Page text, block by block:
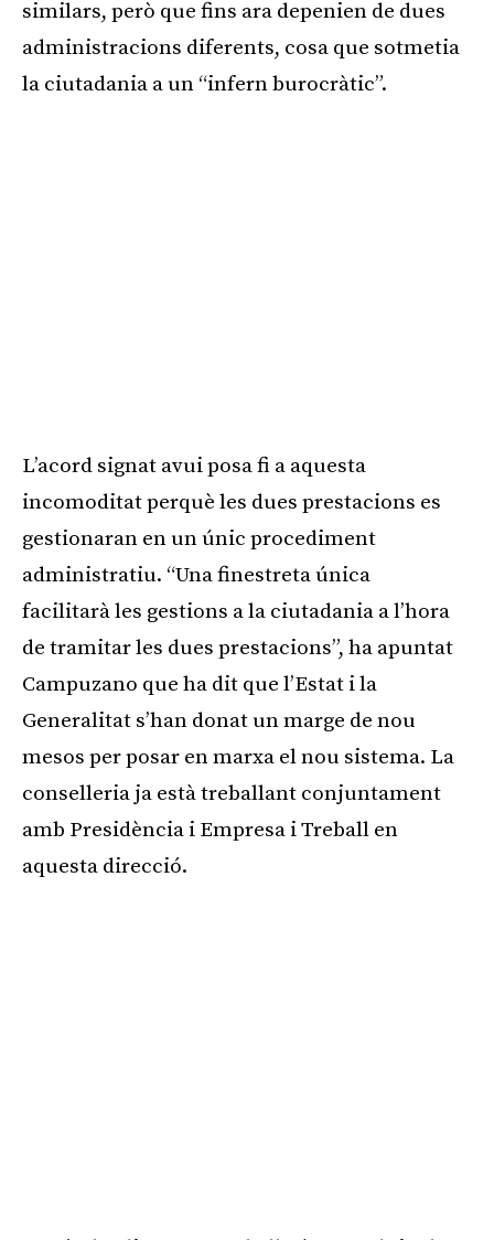
similars, però que fins ara depenien de dues
administracions diferents, cosa que sotmetia
la ciutadania a un “infern burocràtic”.
L’acord signat avui posa fi a aquesta
incomoditat perquè les dues prestacions es
gestionaran en un únic procediment
administratiu. “Una finestreta única
facilitarà les gestions a la ciutadania a l’hora
de tramitar les dues prestacions”, ha apuntat
Campuzano que ha dit que l’Estat i la
Generalitat s’han donat un marge de nou
mesos per posar en marxa el nou sistema. La
conselleria ja està treballant conjuntament
amb Presidència i Empresa i Treball en
aquesta direcció.